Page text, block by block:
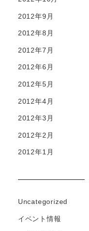
2012年9月
2012年8月
2012年7月
2012年6月
2012年5月
2012年4月
2012年3月
2012年2月
2012年1月
Uncategorized
イベント情報